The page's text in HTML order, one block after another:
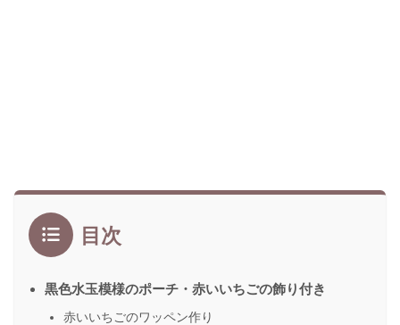
目次
黒色水玉模様のポーチ・赤いいちごの飾り付き
赤いいちごのワッペン作り